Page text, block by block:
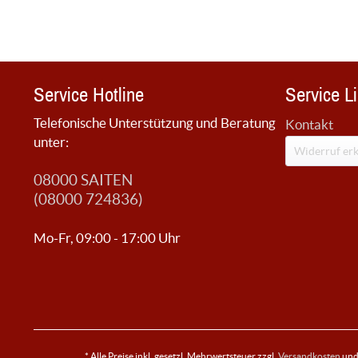
Service Hotline
Telefonische Unterstützung und Beratung
unter:
08000 SAITEN
(08000 724836)
Mo-Fr, 09:00 - 17:00 Uhr
Service
Kontakt
Widerruf